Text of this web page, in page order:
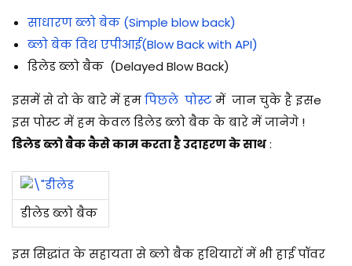
साधारण ब्लो बेक (Simple blow back)
ब्लो बेक विथ एपीआई(Blow Back with API)
डिलेड ब्लो बैक (Delayed Blow Back)
इसमें से दो के बारे में हमपिछले पोस्टमें जान चुके है इसe
इस पोस्ट में हम केवलडिलेड ब्लो बैक के बारे में जानेगे !
डिलेड ब्लो बैक कैसे काम करता है उदाहरण के साथ:
डीलेड ब्लो बैक
इस सिद्धांत के सहायता से ब्लो बैक हथियारों में भी हाई पॉवर